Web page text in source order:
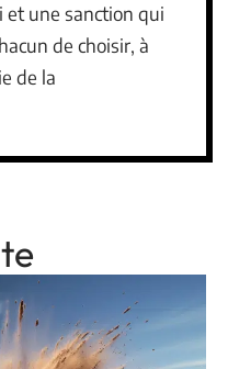
et une sanction qui
de choisir, à
de la